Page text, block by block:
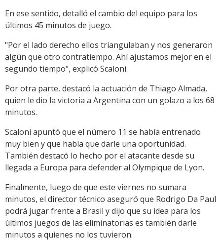
En ese sentido, detalló el cambio del equipo para los
últimos 45 minutos de juego.
"Por el lado derecho ellos triangulaban y nos generaron
algún que otro contratiempo. Ahí ajustamos mejor en el
segundo tiempo", explicó Scaloni.
Por otra parte, destacó la actuación de Thiago Almada,
quien le dio la victoria a Argentina con un golazo a los 68
minutos.
Scaloni apuntó que el número 11 se había entrenado
muy bien y que había que darle una oportunidad.
También destacó lo hecho por el atacante desde su
llegada a Europa para defender al Olympique de Lyon.
Finalmente, luego de que este viernes no sumara
minutos, el director técnico aseguró que Rodrigo Da Paul
podrá jugar frente a Brasil y dijo que su idea para los
últimos juegos de las eliminatorias es también darle
minutos a quienes no los tuvieron.